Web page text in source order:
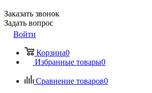
Заказать звонок
Задать вопрос
Войти
Корзина0
Избранные товары0
Сравнение товаров0